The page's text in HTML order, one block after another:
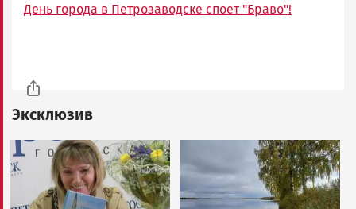
День города в Петрозаводске споет "Браво"!
Эксклюзив
Image